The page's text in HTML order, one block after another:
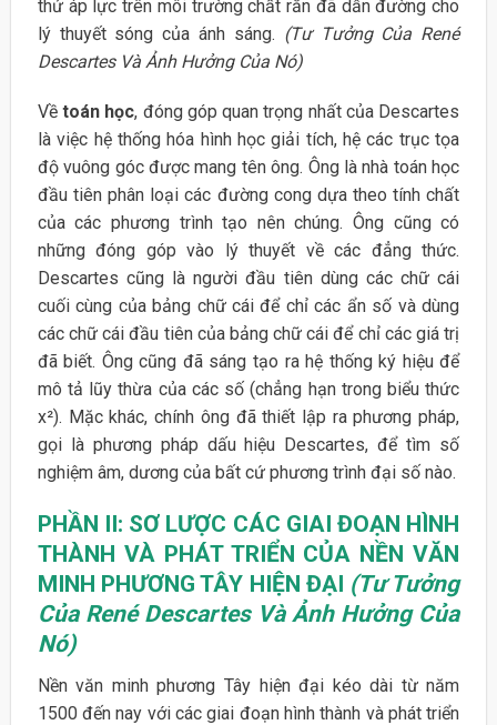
thứ áp lực trên môi trường chất rắn đã dẫn đường cho
lý thuyết sóng của ánh sáng. (Tư Tưởng Của René
Descartes Và Ảnh Hưởng Của Nó)
Vềtoán học, đóng góp quan trọng nhất của Descartes
là việc hệ thống hóa hình học giải tích, hệ các trục tọa
độ vuông góc được mang tên ông. Ông là nhà toán học
đầu tiên phân loại các đường cong dựa theo tính chất
của các phương trình tạo nên chúng. Ông cũng có
những đóng góp vào lý thuyết về các đẳng thức.
Descartes cũng là người đầu tiên dùng các chữ cái
cuối cùng của bảng chữ cái để chỉ các ẩn số và dùng
các chữ cái đầu tiên của bảng chữ cái để chỉ các giá trị
đã biết. Ông cũng đã sáng tạo ra hệ thống ký hiệu để
mô tả lũy thừa của các số (chẳng hạn trong biểu thức
x²). Mặc khác, chính ông đã thiết lập ra phương pháp,
gọi là phương pháp dấu hiệu Descartes, để tìm số
nghiệm âm, dương của bất cứ phương trình đại số nào.
PHẦN II: SƠ LƯỢC CÁC GIAI ĐOẠN HÌNH
THÀNH VÀ PHÁT TRIỂN CỦA NỀN VĂN
MINH PHƯƠNG TÂY HIỆN ĐẠI (Tư Tưởng
Của René Descartes Và Ảnh Hưởng Của
Nó)
Nền văn minh phương Tây hiện đại kéo dài từ năm
1500 đến nay với các giai đoạn hình thành và phát triển